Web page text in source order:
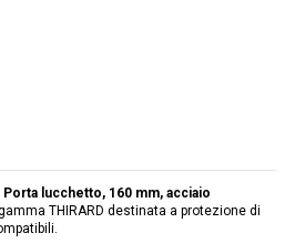
Porta lucchetto, 160 mm, acciaio
THIRARD destinata a protezione di